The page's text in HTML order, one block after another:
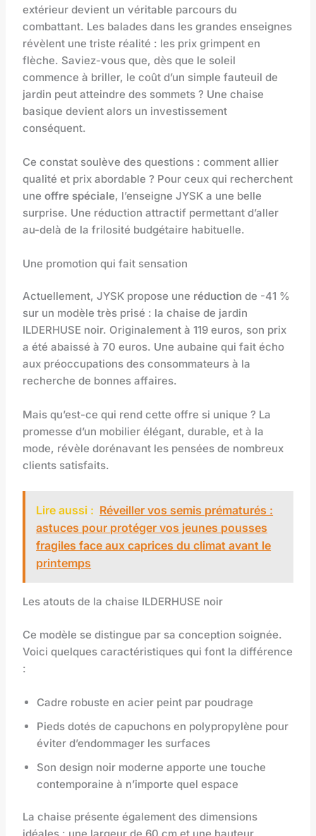
extérieur devient un véritable parcours du
combattant. Les balades dans les grandes enseignes
révèlent une triste réalité : les prix grimpent en
flèche. Saviez-vous que, dès que le soleil
commence à briller, le coût d’un simple fauteuil de
jardin peut atteindre des sommets ? Une chaise
basique devient alors un investissement
conséquent.
Ce constat soulève des questions : comment allier
qualité et prix abordable ? Pour ceux qui recherchent
uneoffre spéciale, l’enseigne JYSK a une belle
surprise. Une réduction attractif permettant d’aller
au-delà de la frilosité budgétaire habituelle.
Une promotion qui fait sensation
Actuellement, JYSK propose une réduction de -41 %
sur un modèle très prisé : la chaise de jardin
ILDERHUSE noir. Originalement à 119 euros, son prix
a été abaissé à 70 euros. Une aubaine qui fait écho
aux préoccupations des consommateurs à la
recherche de bonnes affaires.
Mais qu’est-ce qui rend cette offre si unique ? La
promesse d’un mobilier élégant, durable, et à la
mode, révèle dorénavant les pensées de nombreux
clients satisfaits.
Lire aussi : Réveiller vos semis prématurés :
astuces pour protéger vos jeunes pousses
fragiles face aux caprices du climat avant le
printemps
Les atouts de la chaise ILDERHUSE noir
Ce modèle se distingue par sa conception soignée.
Voici quelques caractéristiques qui font la différence
:
Cadre robuste en acier peint par poudrage
Pieds dotés de capuchons en polypropylène pour
éviter d’endommager les surfaces
Son design noir moderne apporte une touche
contemporaine à n’importe quel espace
La chaise présente également des dimensions